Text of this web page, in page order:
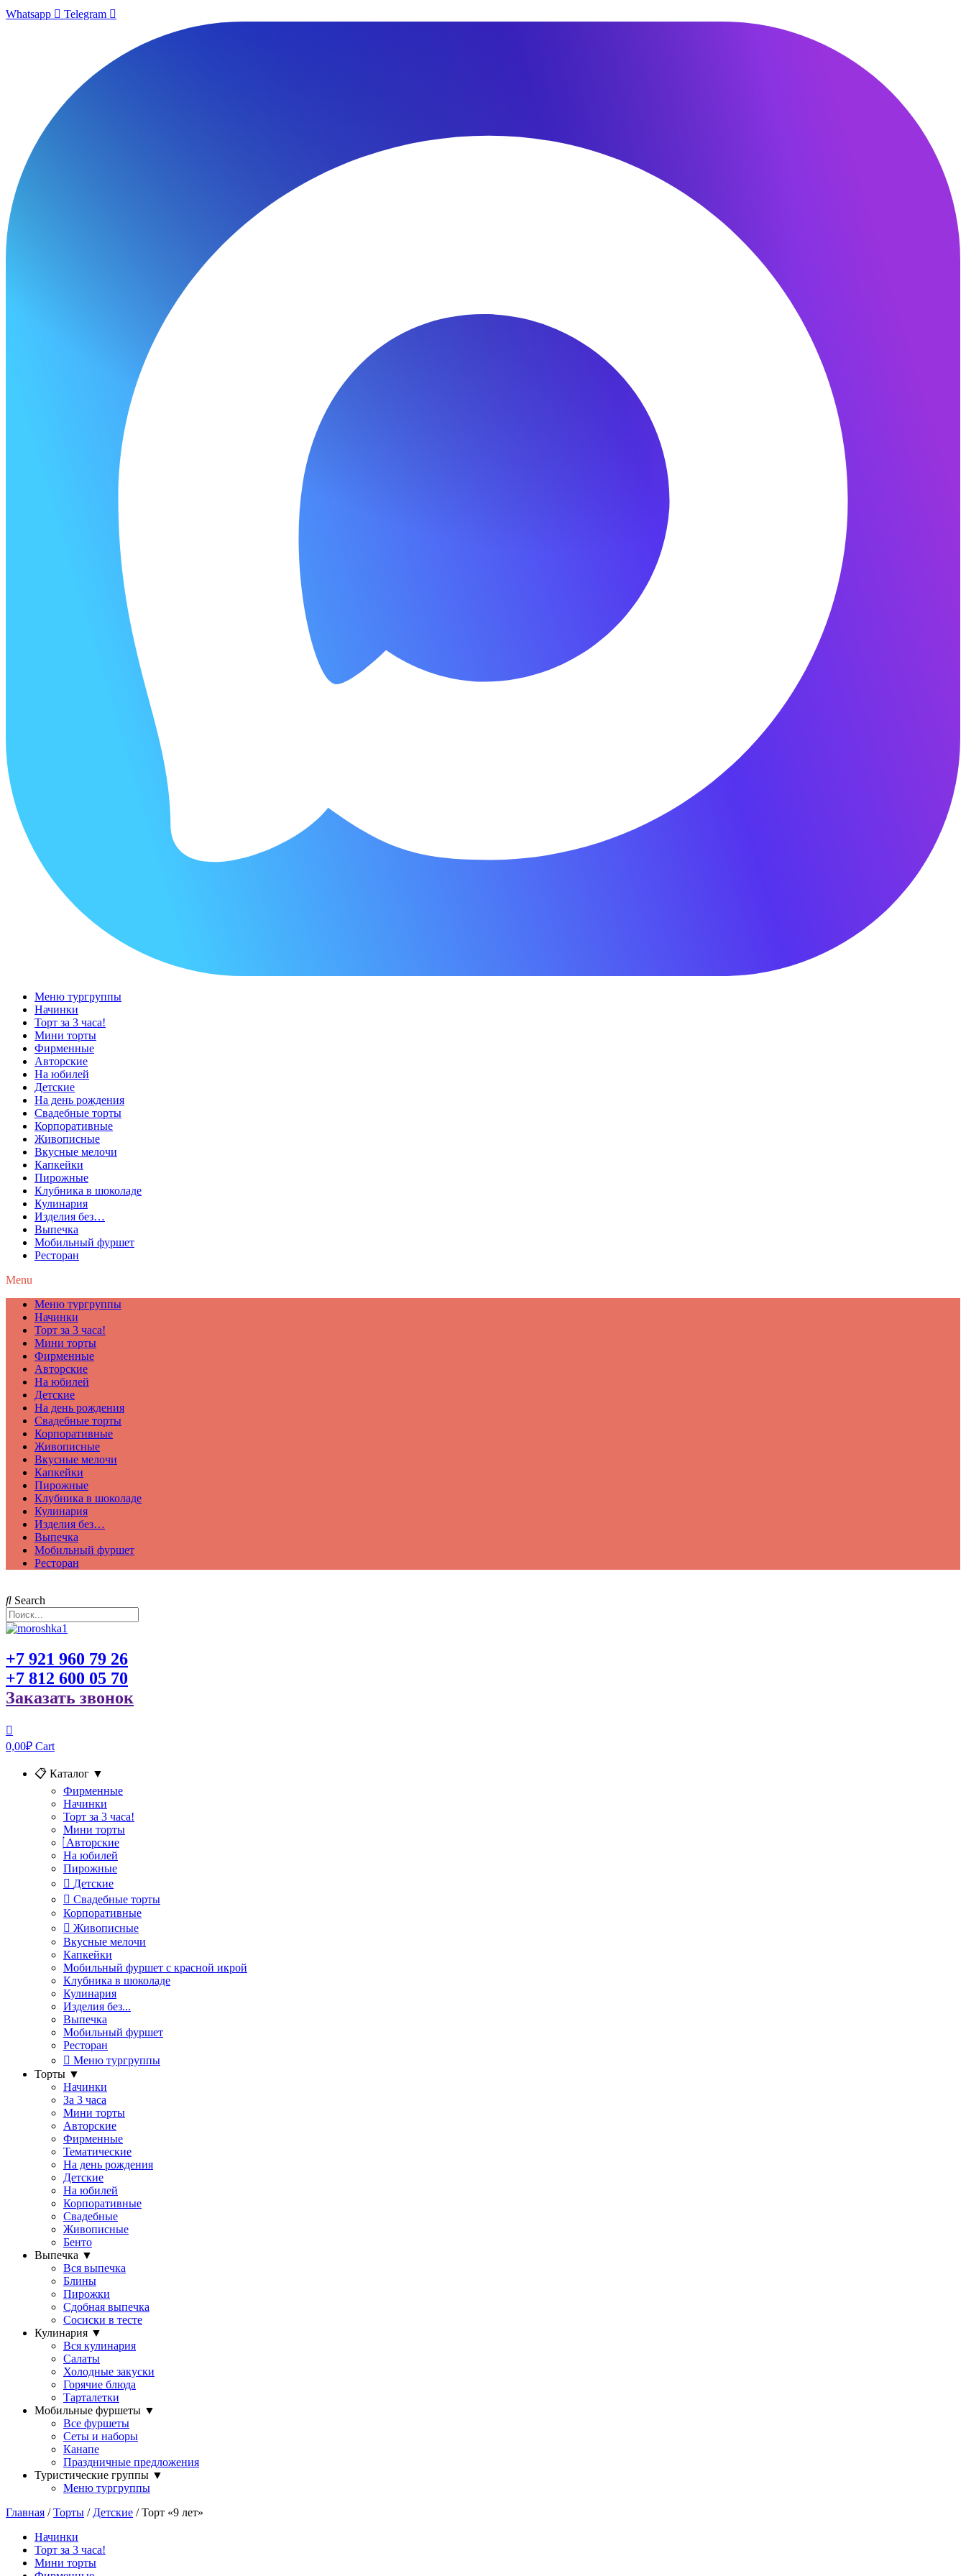
Whatsapp Telegram
Меню тургруппы
Начинки
Торт за 3 часа!
Мини торты
Фирменные
Авторские
На юбилей
Детские
На день рождения
Свадебные торты
Корпоративные
Живописные
Вкусные мелочи
Капкейки
Пирожные
Клубника в шоколаде
Кулинария
Изделия без…
Выпечка
Мобильный фуршет
Ресторан
Menu
Меню тургруппы
Начинки
Торт за 3 часа!
Мини торты
Фирменные
Авторские
На юбилей
Детские
На день рождения
Свадебные торты
Корпоративные
Живописные
Вкусные мелочи
Капкейки
Пирожные
Клубника в шоколаде
Кулинария
Изделия без…
Выпечка
Мобильный фуршет
Ресторан
Search
+7 921 960 79 26
+7 812 600 05 70
Заказать звонок
0,00₽ Cart
📋 Каталог ▼
Фирменные
Начинки
Торт за 3 часа!
Мини торты
Авторские
На юбилей
Пирожные
Детские
Свадебные торты
Корпоративные
Живописные
Вкусные мелочи
Капкейки
Мобильный фуршет с красной икрой
Клубника в шоколаде
Кулинария
Изделия без...
Выпечка
Мобильный фуршет
Ресторан
Меню тургруппы
Торты ▼
Начинки
За 3 часа
Мини торты
Авторские
Фирменные
Тематические
На день рождения
Детские
На юбилей
Корпоративные
Свадебные
Живописные
Бенто
Выпечка ▼
Вся выпечка
Блины
Пирожки
Сдобная выпечка
Сосиски в тесте
Кулинария ▼
Вся кулинария
Салаты
Холодные закуски
Горячие блюда
Тарталетки
Мобильные фуршеты ▼
Все фуршеты
Сеты и наборы
Канапе
Праздничные предложения
Туристические группы ▼
Меню тургруппы
Главная /Торты / Детские / Торт «9 лет»
Начинки
Торт за 3 часа!
Мини торты